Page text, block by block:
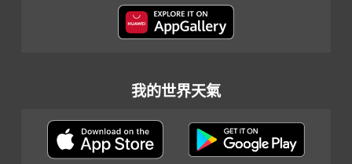
我的世界天氣